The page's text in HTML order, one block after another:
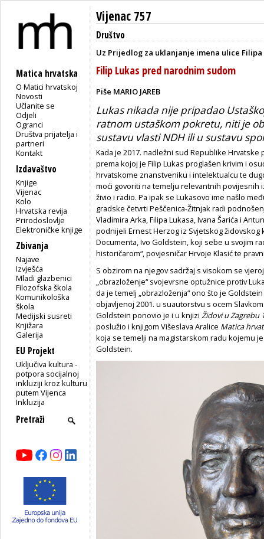
Matica hrvatska
O Matici hrvatskoj
Novosti
Učlanite se
Odjeli
Ogranci
Društva prijatelja i
partneri
Kontakt
Izdavaštvo
Knjige
Vijenac
Kolo
Hrvatska revija
Prirodoslovlje
Elektroničke knjige
Zbivanja
Najave
Izvješća
Mladi glazbenici
Filozofska škola
Komunikološka
škola
Medijski susreti
Knjižara
Galerija
EU Projekt
Uključiva kultura -
potpora socijalnoj
inkluziji kroz kulturu
putem Vijenca
Inkluzija
Vijenac 757
Društvo
Uz Prijedlog za uklanjanje imena ulice Filipa
Filip Lukas pred narodnim sudom
Piše MARIO JAREB
Lukas nikada nije pripadao
ratnom ustaškom pokretu, niti je
sustavu vlasti NDH ili u sustavu
Kada je 2017. nadležni sud Republike
prema kojoj je Filip Lukas proglašen krivim i
hrvatskome znanstveniku i intelektualcu te
moći govoriti na temelju relevantnih
živio i radio. Pa ipak se Lukasovo ime našlo
gradske četvrti Peščenica-Žitnjak radi
Vladimira Arka, Filipa Lukasa, Ivana Šarića i
podnijeli Ernest Herzog iz Svjetskog
Documenta, Ivo Goldstein, koji sebe u svojim
historičarom“, povjesničar Hrvoje Klasić te
S obzirom na njegov sadržaj s visokom se
„obrazloženje“ svojevrsne optužnice protiv
da je temelj „obrazloženja“ ono što je
objavljenoj 2001. u suautorstvu s ocem
Goldstein ponovio je i u knjizi Židovi u Zagrebu
poslužio i knjigom Višeslava Aralice Matica
koja se temelji na magistarskom radu kojemu
Goldstein.